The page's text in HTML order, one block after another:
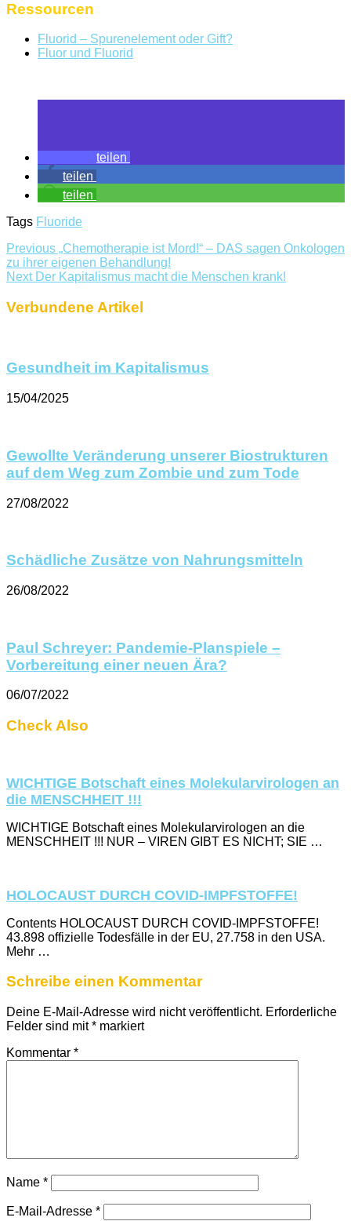
Ressourcen
Fluorid – Spurenelement oder Gift?
Fluor und Fluorid
teilen
teilen
teilen
Tags Fluoride
Previous „Chemotherapie ist Mord!“ – DAS sagen Onkologen
zu ihrer eigenen Behandlung!
NextDer Kapitalismus macht die Menschen krank!
Verbundene Artikel
Gesundheit im Kapitalismus
15/04/2025
Gewollte Veränderung unserer Biostrukturen
auf dem Weg zum Zombie und zum Tode
27/08/2022
Schädliche Zusätze von Nahrungsmitteln
26/08/2022
Paul Schreyer: Pandemie-Planspiele –
Vorbereitung einer neuen Ära?
06/07/2022
Check Also
WICHTIGE Botschaft eines Molekularvirologen an
die MENSCHHEIT !!!
WICHTIGE Botschaft eines Molekularvirologen an die
MENSCHHEIT !!! NUR – VIREN GIBT ES NICHT; SIE …
HOLOCAUST DURCH COVID-IMPFSTOFFE!
Contents HOLOCAUST DURCH COVID-IMPFSTOFFE!
43.898 offizielle Todesfälle in der EU, 27.758 in den USA.
Mehr …
Schreibe einen Kommentar
Deine E-Mail-Adresse wird nicht veröffentlicht. Erforderliche
Felder sind mit* markiert
Kommentar *
Name *
E-Mail-Adresse *